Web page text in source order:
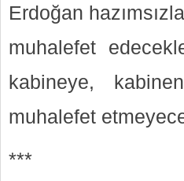
Erdoğan
muhalefet
kabineye,
muhalefet
***